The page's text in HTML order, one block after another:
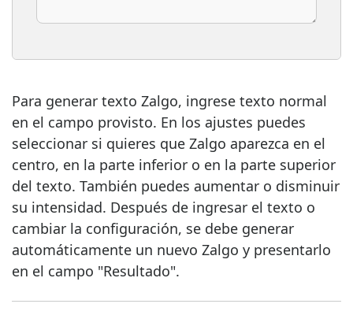
Para generar texto Zalgo, ingrese texto normal
en el campo provisto. En los ajustes puedes
seleccionar si quieres que Zalgo aparezca en el
centro, en la parte inferior o en la parte superior
del texto. También puedes aumentar o disminuir
su intensidad. Después de ingresar el texto o
cambiar la configuración, se debe generar
automáticamente un nuevo Zalgo y presentarlo
en el campo "Resultado".